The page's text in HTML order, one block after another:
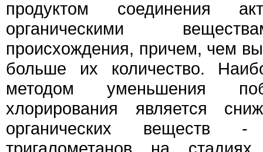
продуктом соединения
органическими
происхождения, причем, чем
больше их количество.
методом уменьшения
хлорирования является
органических веществ -